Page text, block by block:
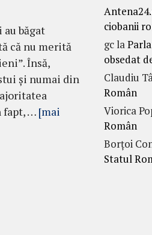
băgat
că nu merită
Însă,
și numai din
fapt, … [mai
ciobanii
gcla
obsedat
Claudiu
Român
Viorica
Român
Borțoi
Statul